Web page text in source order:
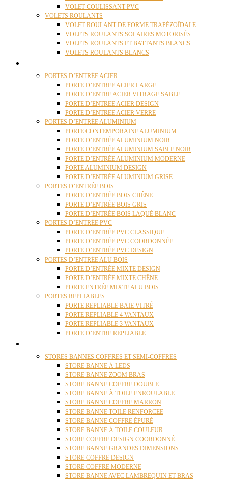
VOLET COULISSANT PVC
VOLETS ROULANTS
VOLET ROULANT DE FORME TRAPÉZOÏDALE
VOLETS ROULANTS SOLAIRES MOTORISÉS
VOLETS ROULANTS ET BATTANTS BLANCS
VOLETS ROULANTS BLANCS
PORTES D’ENTRÉE ACIER
PORTE D’ENTREE ACIER LARGE
PORTE D’ENTRE ACIER VITRAGE SABLE
PORTE D’ENTREE ACIER DESIGN
PORTE D’ENTREE ACIER VERRE
PORTES D’ENTRÉE ALUMINIUM
PORTE CONTEMPORAINE ALUMINIUM
PORTE D’ENTRÉE ALUMINIUM NOIR
PORTE D’ENTRÉE ALUMINIUM SABLE NOIR
PORTE D’ENTRÉE ALUMINIUM MODERNE
PORTE ALUMINIUM DESIGN
PORTE D’ENTRÉE ALUMINIUM GRISE
PORTES D’ENTRÉE BOIS
PORTE D’ENTRÉE BOIS CHÊNE
PORTE D’ENTRÉE BOIS GRIS
PORTE D’ENTRÉE BOIS LAQUÉ BLANC
PORTES D’ENTRÉE PVC
PORTE D’ENTRÉE PVC CLASSIQUE
PORTE D’ENTRÉE PVC COORDONNÉE
PORTE D’ENTRÉE PVC DESIGN
PORTES D’ENTRÉE ALU BOIS
PORTE D’ENTRÉE MIXTE DESIGN
PORTE D’ENTRÉE MIXTE CHÊNE
PORTE ENTRÉE MIXTE ALU BOIS
PORTES REPLIABLES
PORTE REPLIABLE BAIE VITRÉ
PORTE REPLIABLE 4 VANTAUX
PORTE REPLIABLE 3 VANTAUX
PORTE D’ENTRE REPLIABLE
STORES BANNES COFFRES ET SEMI-COFFRES
STORE BANNE À LEDS
STORE BANNE ZOOM BRAS
STORE BANNE COFFRE DOUBLE
STORE BANNE À TOILE ENROULABLE
STORE BANNE COFFRE MARRON
STORE BANNE TOILE RENFORCEE
STORE BANNE COFFRE ÉPURÉ
STORE BANNE À TOILE COULEUR
STORE COFFRE DESIGN COORDONNÉ
STORE BANNE GRANDES DIMENSIONS
STORE COFFRE DESIGN
STORE COFFRE MODERNE
STORE BANNE AVEC LAMBREQUIN ET BRAS